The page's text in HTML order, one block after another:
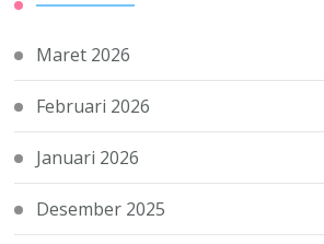
Maret 2026
Februari 2026
Januari 2026
Desember 2025